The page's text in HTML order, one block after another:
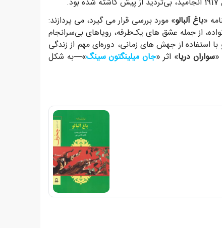
«باغ آلبالو» مورد بررسی قرار می گیرد، می پردازند:
از جمله عشق های یک‌طرفه، رویاهای بی‌سرانجام
استفاده از جهش های زمانی، دوره‌ای مهم از زندگی
«سواران دریا» اثر «جان میلینگتون سینگ»—به شکل